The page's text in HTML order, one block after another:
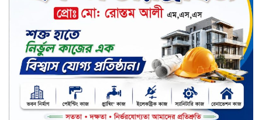
ইন্ডাস্ট্রিজ
সপ্তাহের শেষ কার্যদিবসে দরপতনের
শীর্ষে সেনা ইন্স্যুরেন্স
সপ্তাহের শেষ কার্যদিবসে দরবৃদ্ধির শীর্ষে
নিটল ইন্স্যুরেন্স